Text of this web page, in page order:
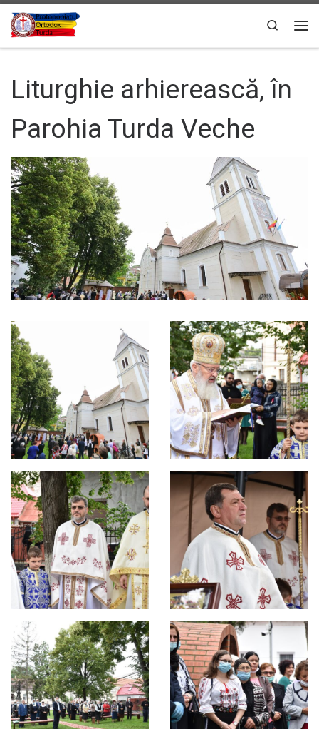
Sari la conținut
Search
Liturghie arhierească, în
Parohia Turda Veche